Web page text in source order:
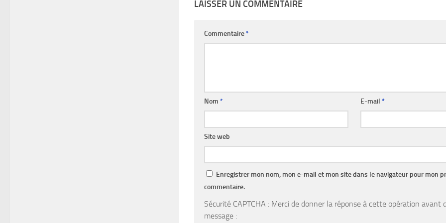
LAISSER UN COMMENTAIRE
Commentaire*
Nom * E-mail*
Site web
Enregistrer mon nom, mon e-mail et mon site dans le navigateur pour mon
commentaire.
Sécurité CAPTCHA : Merci de donner la réponse à cette opération avant
message :